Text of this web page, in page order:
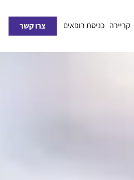
קריירה כניסת רופאים צרו קשר